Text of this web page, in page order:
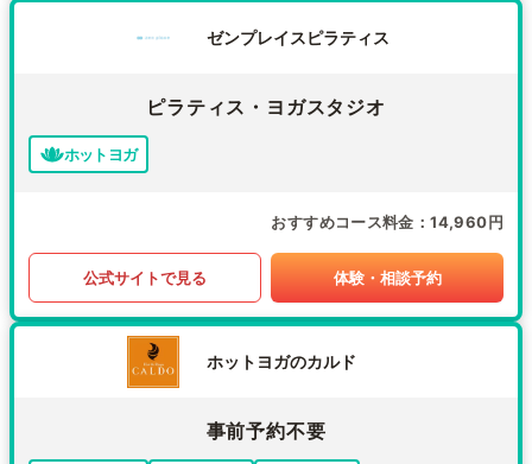
ゼンプレイスピラティス
ピラティス・ヨガスタジオ
ホットヨガ
おすすめコース料金 14,960円
公式サイトで見る 体験・相談予約
ホットヨガのカルド
事前予約不要